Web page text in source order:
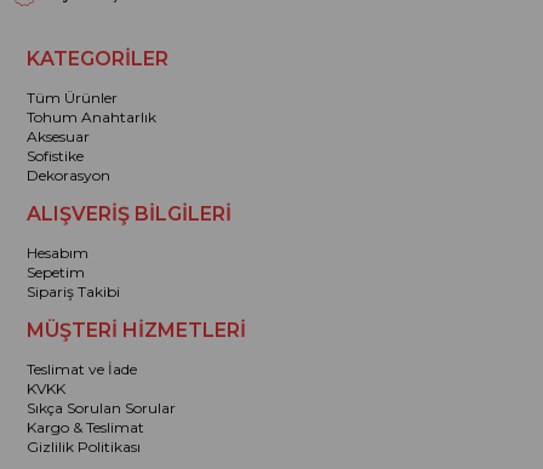
KATEGORİLER
Tüm Ürünler
Tohum Anahtarlık
Aksesuar
Sofistike
Dekorasyon
ALIŞVERİŞ BİLGİLERİ
Hesabım
Sepetim
Sipariş Takibi
MÜŞTERİ HİZMETLERİ
Teslimat ve İade
KVKK
Sıkça Sorulan Sorular
Kargo & Teslimat
Gizlilik Politikası